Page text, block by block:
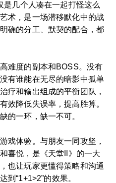
是几个人凑在一起打怪这么
术，是一场潜移默化中的战
确的分工、默契的配合，都
难度的副本和BOSS。没有
有谁能在无尽的暗影中孤单
疗和输出组成的平衡团队，
效降低失误率，提高胜算。
的一环，缺一不可。
戏体验。与朋友一同攻坚，
喜悦，是《天堂II》的一大
也让玩家更懂得策略和沟通
到“1+1>2”的效果。